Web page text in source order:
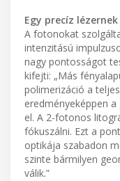
Egy precíz
A fotonokat
intenzitású
nagy pontosságot
kifejti: „Más
polimerizáció a
eredményeképpen
el. A 2-fotonos
fókuszálni. Ezt a
optikája szabadon
szinte bármilyen
válik.”